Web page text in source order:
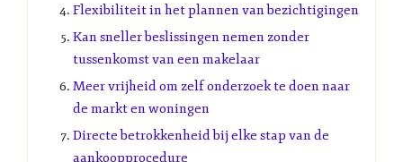
Flexibiliteit in het plannen van bezichtigingen
Kan sneller beslissingen nemen zonder
tussenkomst van een makelaar
Meer vrijheid om zelf onderzoek te doen naar
de markt en woningen
Directe betrokkenheid bij elke stap van de
aankoopprocedure